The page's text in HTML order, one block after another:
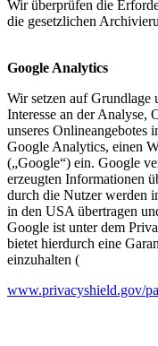
Wir überprüfen die
die gesetzlichen
Google Analytics
Wir setzen auf Grundlage
Interesse an der Analyse,
unseres
Google Analytics, einen
(„Google“) ein. Google
erzeugten Informationen
durch die Nutzer werden
in den USA übertragen
Google ist unter dem
bietet hierdurch eine
einzuhalten (
www.privacyshield.gov/